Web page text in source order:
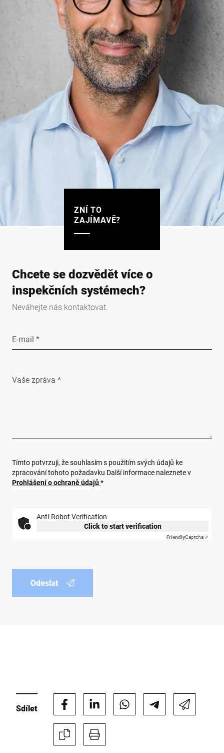
ZNÍ TO
ZAJÍMAVĚ?
Chcete se dozvědět více o
inspekčních systémech?
Neváhejte nás kontaktovat.
E-mail *
Vaše zpráva *
Tímto potvrzuji, že souhlasím s použitím svých údajů ke
zpracování tohoto požadavku Další informace naleznete v
Prohlášení o ochraně údajů*
Anti-Robot Verification
Click to start verification
FriendlyCaptcha ⇗
Odeslat
Sdílet